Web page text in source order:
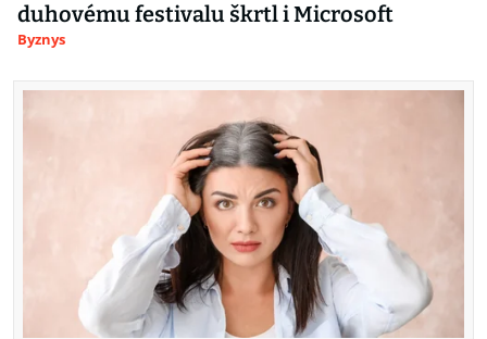
duhovému festivalu škrtl i Microsoft
Byznys